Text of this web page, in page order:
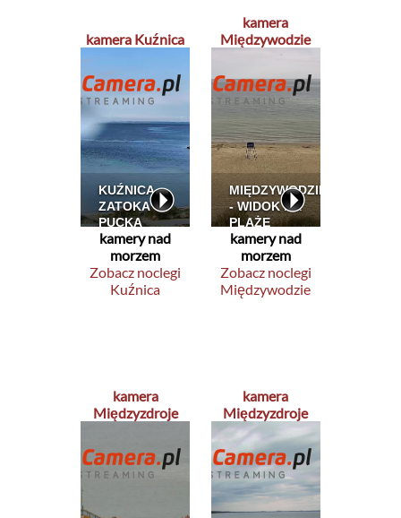
kamera Kuźnica
kamery nad
morzem
Zobacz noclegi
Kuźnica
kamera
Międzywodzie
kamery nad
morzem
Zobacz noclegi
Międzywodzie
kamera
Międzyzdroje
kamera
Międzyzdroje